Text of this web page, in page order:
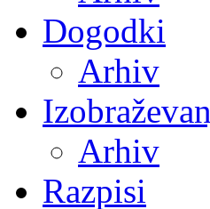
Dogodki
Arhiv
Arhiv
Razpisi